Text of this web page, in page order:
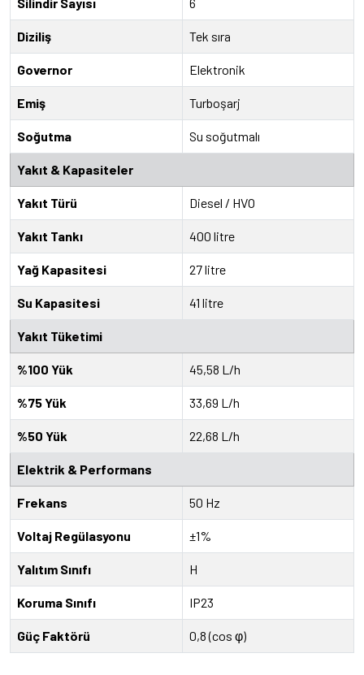
Diziliş Tek sıra
Governor Elektronik
Emiş Turboşarj
Soğutma Su soğutmalı
Yakıt & Kapasiteler
Yakıt Türü Diesel / HVO
Yakıt Tankı 400 litre
Yağ Kapasitesi 27 litre
Su Kapasitesi 41 litre
Yakıt Tüketimi
%100 Yük 45,58 L/h
%75 Yük 33,69 L/h
%50 Yük 22,68 L/h
Elektrik & Performans
Frekans 50 Hz
Voltaj Regülasyonu ±1%
Yalıtım Sınıfı H
Koruma Sınıfı IP23
Güç Faktörü 0,8 (cos φ)